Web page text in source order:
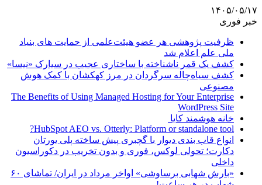
۱۴۰۵/۰۵/۱۷
خبر فوری
ظرفیت پژوهشی هر عضو هیئت‌علمی از حمایت های بنیاد
ملی علم اعلام شد
کشف یک قمر ناشناخته با ساختاری عجیب در سیارک «نیسا»
کشف سیاه‌چاله سرگردان در مرز کهکشان با کمک هوش
مصنوعی
The Benefits of Using Managed Hosting for Your Enterprise
WordPress Site
خانه هوشمند کایا
HubSpot AEO vs. Otterly: Platform or standalone tool?
انواع قاب بندی دیوار با گچبری پیش ساخته پلی یورتان
دکارت؛ تحولی لوکس، فوری و بدون تخریب در دکوراسیون
داخلی
«بارش شهابی برساوشی» اواخر مرداد در ایران/ تماشای ۶۰